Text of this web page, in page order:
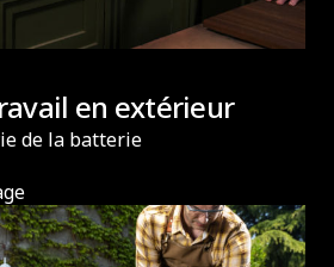
en extérieur
de la batterie